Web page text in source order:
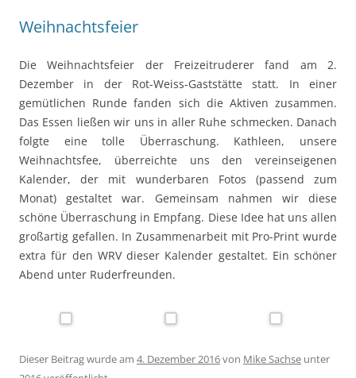
Weihnachtsfeier
Die Weihnachtsfeier der Freizeitruderer fand am 2.
Dezember in der Rot-Weiss-Gaststätte statt. In einer
gemütlichen Runde fanden sich die Aktiven zusammen.
Das Essen ließen wir uns in aller Ruhe schmecken. Danach
folgte eine tolle Überraschung. Kathleen, unsere
Weihnachtsfee, überreichte uns den vereinseigenen
Kalender, der mit wunderbaren Fotos (passend zum
Monat) gestaltet war. Gemeinsam nahmen wir diese
schöne Überraschung in Empfang. Diese Idee hat uns allen
großartig gefallen. In Zusammenarbeit mit Pro-Print wurde
extra für den WRV dieser Kalender gestaltet. Ein schöner
Abend unter Ruderfreunden.
Dieser Beitrag wurde am 4. Dezember 2016von Mike Sachse unter